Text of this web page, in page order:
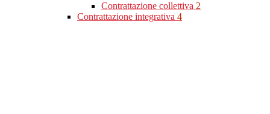
Contrattazione collettiva 2
Contrattazione integrativa 4